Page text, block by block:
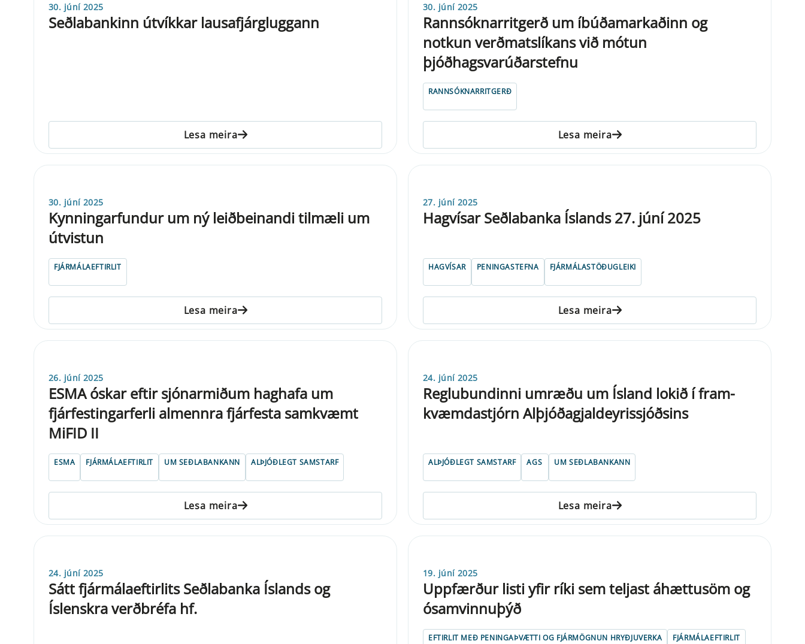
30. júní 2025
Seðlabankinn útvíkkar lausafjárgluggann
Lesa meira
30. júní 2025
Rannsóknarritgerð um íbúðamarkaðinn og
notkun verðmatslíkans við mótun
þjóðhagsvarúðarstefnu
RANNSÓKNARRITGERÐ
Lesa meira
30. júní 2025
Kynningarfundur um ný leiðbeinandi tilmæli um
útvistun
FJÁRMÁLAEFTIRLIT
Lesa meira
27. júní 2025
Hagvísar Seðlabanka Íslands 27. júní 2025
HAGVÍSAR PENINGASTEFNA FJÁRMÁLASTÖÐUGLEIKI
Lesa meira
26. júní 2025
ESMA óskar eftir sjónarmiðum haghafa um
fjárfestingarferli almennra fjárfesta samkvæmt
MiFID II
ESMA FJÁRMÁLAEFTIRLIT UM SEÐLABANKANN ALÞJÓÐLEGT SAMSTARF
Lesa meira
24. júní 2025
Reglu­bund­inni um­ræðu um Ísland lokið í fra­m­
kvæmda­stjórn Alþjóðagjal­dey­ris­sjóðsins
ALÞJÓÐLEGT SAMSTARF AGS UM SEÐLABANKANN
Lesa meira
24. júní 2025
Sátt fjármálaeftirlits Seðlabanka Íslands og
Íslenskra verðbréfa hf.
19. júní 2025
Uppfærður listi yfir ríki sem teljast áhættusöm og
ósamvinnuþýð
EFTIRLIT MEÐ PENINGAÞVÆTTI OG FJÁRMÖGNUN HRYÐJUVERKA FJÁRMÁLAEFTIRLIT